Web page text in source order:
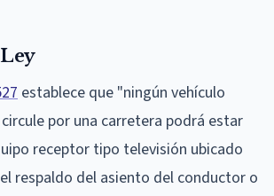
establece que "ningún vehículo
por una carretera podrá estar
receptor tipo televisión ubicado
respaldo del asiento del conductor o